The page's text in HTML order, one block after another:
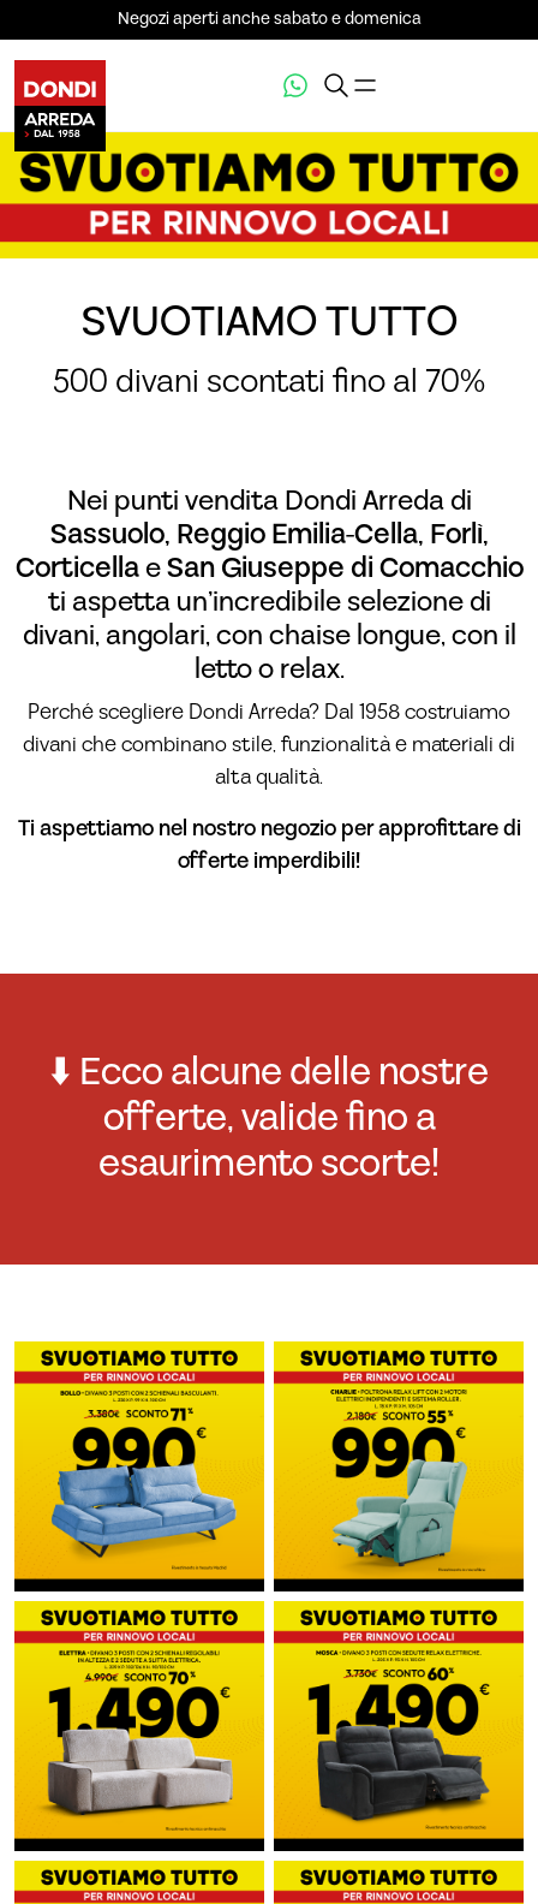
Negozi aperti anche sabato e domenica
SVUOTIAMO TUTTO
500 divani scontati fino al 70%
Nei punti vendita Dondi Arreda di
Sassuolo, Reggio Emilia-Cella, Forlì,
CorticellaeSan Giuseppe di Comacchio
ti aspetta un’incredibile selezione di
divani, angolari, con chaise longue, con il
letto o relax.
Perché scegliere Dondi Arreda? Dal 1958 costruiamo
divani che combinano stile, funzionalità e materiali di
alta qualità.
Ti aspettiamo nel nostro negozioper approfittare di
offerte imperdibili!
⬇️ Ecco alcune delle nostre
offerte, valide fino a
esaurimento scorte!